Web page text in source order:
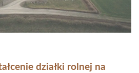
działki rolnej na